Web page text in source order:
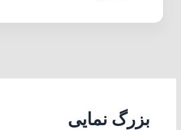
بزرگ نمایی